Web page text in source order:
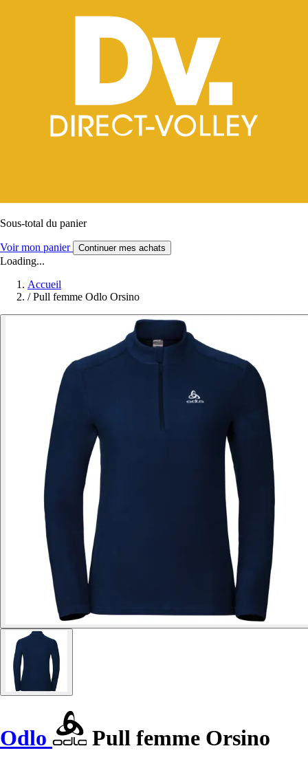
Sous-total du panier
Voir mon panier Continuer mes achats
Loading...
Accueil
/ Pull femme Odlo Orsino
Odlo Pull femme Orsino